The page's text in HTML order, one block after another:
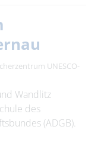
UNESCO-
Wandlitz
des
(ADGB).